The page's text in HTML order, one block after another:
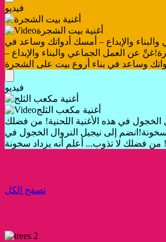
فيديو
أغنية بيت الشجرة
والإبداع – أمسك أدواتك وساعد في
غنِّ عن العمل الجماعي والبناء والإبداع –
فيديو
أغنية مكعب الثلج
الخجول في هذه الأغنية اللحنية! من فضلك
سخونة! انضم إلى نيجيل النروال الخجول في
تصفح الكل